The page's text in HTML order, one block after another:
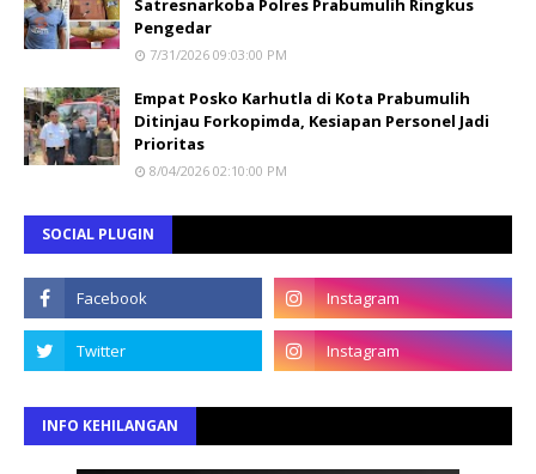
Satresnarkoba Polres Prabumulih Ringkus
Pengedar
7/31/2026 09:03:00 PM
Empat Posko Karhutla di Kota Prabumulih
Ditinjau Forkopimda, Kesiapan Personel Jadi
Prioritas
8/04/2026 02:10:00 PM
SOCIAL PLUGIN
INFO KEHILANGAN